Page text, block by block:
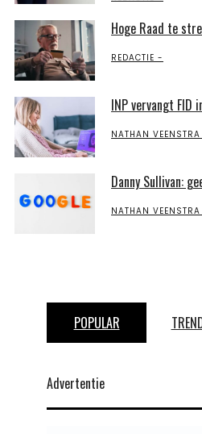
Hoge Raad te
REDACTIE
INP vervangt FID
NATHAN VEENSTRA
Danny Sullivan:
NATHAN VEENSTRA
POPULAR
Advertentie